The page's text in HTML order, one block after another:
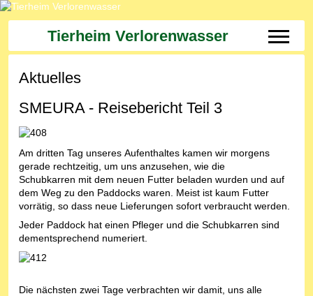
Tierheim Verlorenwasser Off-
Aktuelles
SMEURA - Reisebericht Teil 3
Am dritten Tag unseres Aufenthaltes kamen wir morgens
gerade rechtzeitig, um uns anzusehen, wie die
Schubkarren mit dem neuen Futter beladen wurden und auf
dem Weg zu den Paddocks waren. Meist ist kaum Futter
vorrätig, so dass neue Lieferungen sofort verbraucht werden.
Jeder Paddock hat einen Pfleger und die Schubkarren sind
dementsprechend numeriert.
Die nächsten zwei Tage verbrachten wir damit, uns alle